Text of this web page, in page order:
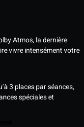
Atmos, la dernière
vivre intensément votre
3 places par séances,
spéciales et